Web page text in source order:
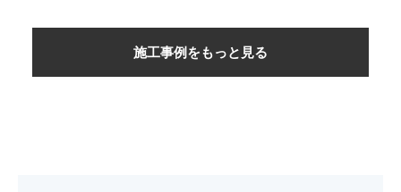
施工事例をもっと見る